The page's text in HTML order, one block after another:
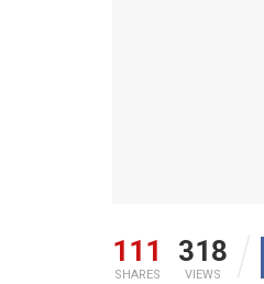
111
SHARES
318
VIEWS